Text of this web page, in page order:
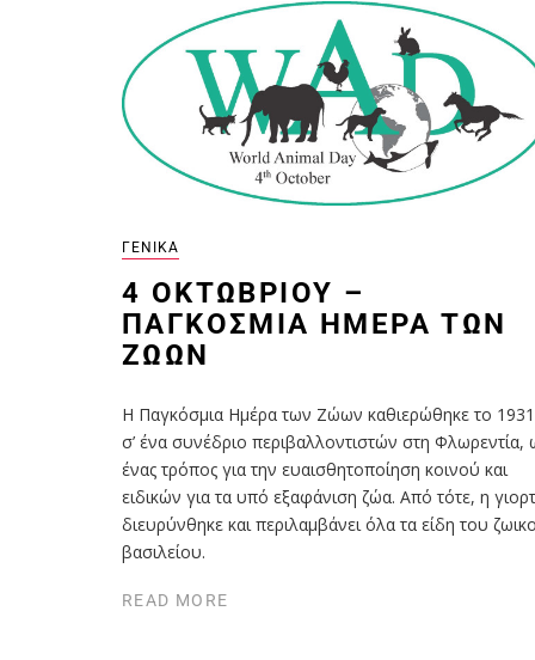
ΓΕΝΙΚΆ
4 ΟΚΤΩΒΡΊΟΥ –
ΠΑΓΚΌΣΜΙΑ ΗΜΈΡΑ ΤΩΝ
ΖΏΩΝ
Η Παγκόσμια Ημέρα των Ζώων καθιερώθηκε το 1931
σ’ ένα συνέδριο περιβαλλοντιστών στη Φλωρεντία,
ένας τρόπος για την ευαισθητοποίηση κοινού και
ειδικών για τα υπό εξαφάνιση ζώα. Από τότε, η
διευρύνθηκε και περιλαμβάνει όλα τα είδη του
βασιλείου.
READ MORE